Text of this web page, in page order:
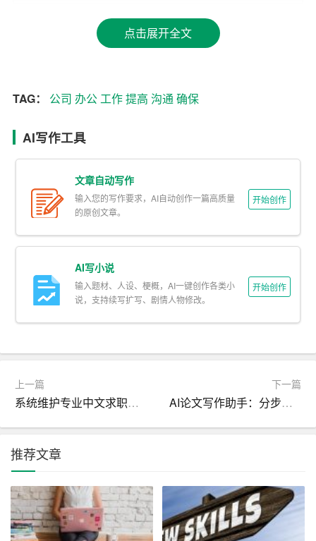
环境维护：我将负责公司办公环境的整洁与安全，
确保公司形象的良好展示。定期检查消防设施，组织安全
的业务水平，以便更好地为公司提供服务。
的沟通能力，使自己能够更好地与同事、客户、供应商等
各方进行有效沟通。
3. 专业技能提升：我将学习相关软件操作，如办公软件、
图片处理软件等，提高自己的专业技能，满足工作需求。
三、团队协作
1. 积极参与公司活动：我将积极参加公司组织的各类活
配合，确保公司整体运营的顺畅。
3. 建立良好人际关系：我将与同事建立良好的人际关系，
四、自我提升
1. 定期总结：我将定期对自己的工作进行总结，找出不足
之处，制定改进措施。
点击展开全文
TAG： 公司 办公工作提高 沟通确保
AI写作工具
文章自动写作
输入您的写作要求，AI自动创作一篇高质量
的原创文章。
开始创作
AI写小说
输入题材、人设、梗概，AI一键创作各类小
说，支持续写扩写、剧情人物修改。
开始创作
上一篇
系统维护专业中文求职信写作_如何写求职信
下一篇
AI论文写作助手：分步骤撰写专业详实的学术论文
推荐文章